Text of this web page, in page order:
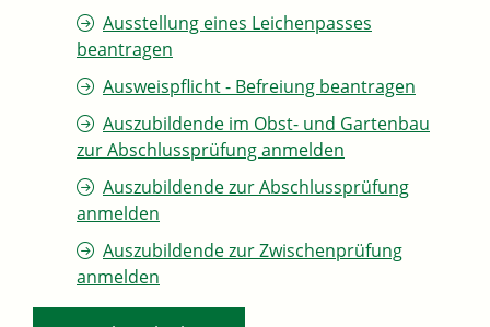
Ausstellung eines Leichenpasses
beantragen
Ausweispflicht - Befreiung beantragen
Auszubildende im Obst- und Gartenbau
zur Abschlussprüfung anmelden
Auszubildende zur Abschlussprüfung
anmelden
Auszubildende zur Zwischenprüfung
anmelden